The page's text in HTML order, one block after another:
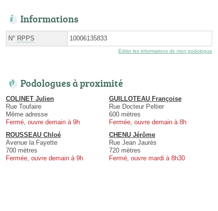
Informations
N° RPPS 10006135833
Éditer les informations de mon podologue
Podologues à proximité
COLINET Julien
Rue Toufaire
Même adresse
Fermé, ouvre demain à 9h
GUILLOTEAU Françoise
Rue Docteur Peltier
600 mètres
Fermée, ouvre demain à 8h
ROUSSEAU Chloé
Avenue la Fayette
700 mètres
Fermée, ouvre demain à 9h
CHENU Jérôme
Rue Jean Jaurès
720 mètres
Fermé, ouvre mardi à 8h30